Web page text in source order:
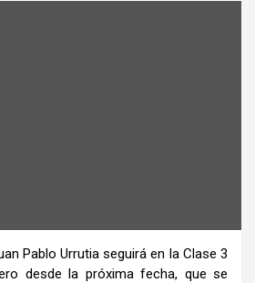
Pablo Urrutia seguirá en la Clase 3
desde la próxima fecha, que se